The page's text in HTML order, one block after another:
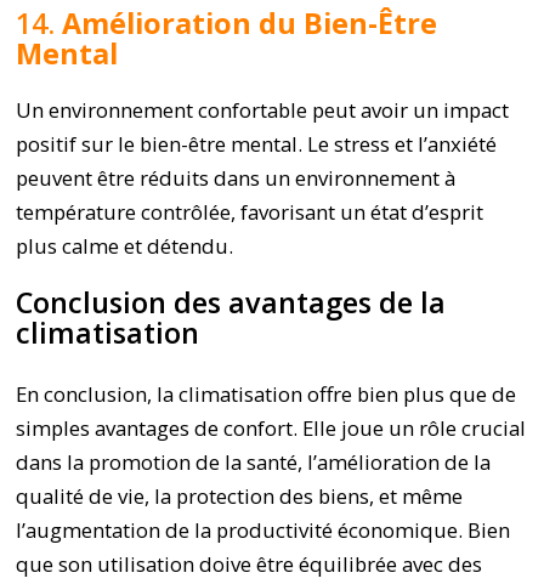
14.Amélioration du Bien-Être
Mental
Un environnement confortable peut avoir un impact
positif sur le bien-être mental. Le stress et l’anxiété
peuvent être réduits dans un environnement à
température contrôlée, favorisant un état d’esprit
plus calme et détendu.
Conclusion des avantages de la
climatisation
En conclusion, la climatisation offre bien plus que de
simples avantages de confort. Elle joue un rôle crucial
dans la promotion de la santé, l’amélioration de la
qualité de vie, la protection des biens, et même
l’augmentation de la productivité économique. Bien
que son utilisation doive être équilibrée avec des